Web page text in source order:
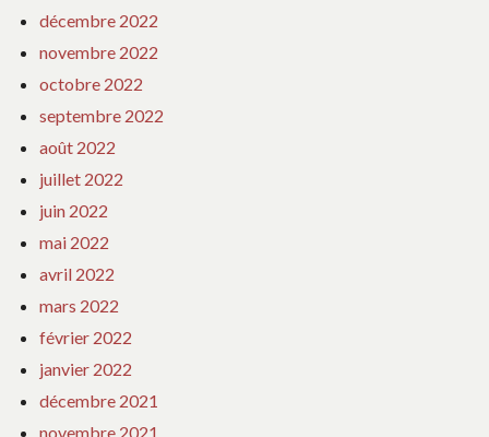
décembre 2022
novembre 2022
octobre 2022
septembre 2022
août 2022
juillet 2022
juin 2022
mai 2022
avril 2022
mars 2022
février 2022
janvier 2022
décembre 2021
novembre 2021